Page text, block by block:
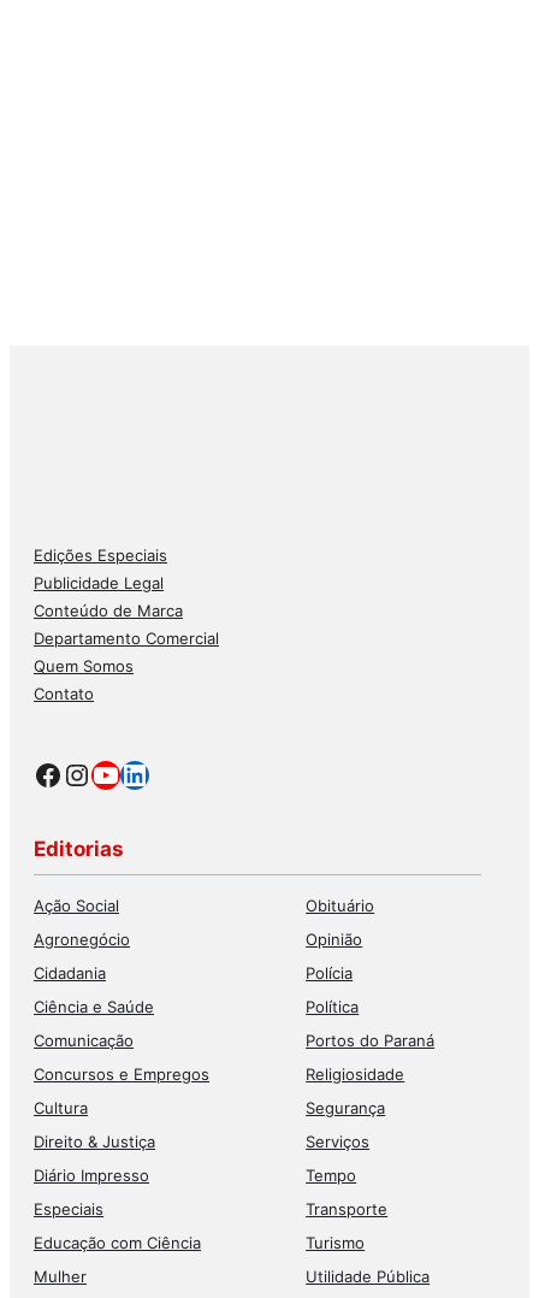
Edições Especiais
Publicidade Legal
Conteúdo de Marca
Departamento Comercial
Quem Somos
Contato
Facebook
Instagram
Youtube
LinkedIn
Editorias
Ação Social
Agronegócio
Cidadania
Ciência e Saúde
Comunicação
Concursos e Empregos
Cultura
Direito & Justiça
Diário Impresso
Especiais
Educação com Ciência
Mulher
Obituário
Opinião
Polícia
Política
Portos do Paraná
Religiosidade
Segurança
Serviços
Tempo
Transporte
Turismo
Utilidade Pública